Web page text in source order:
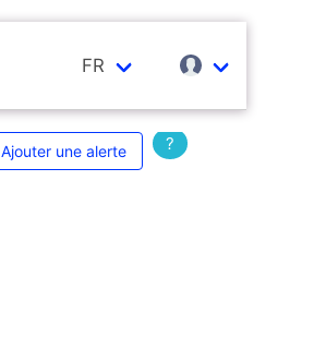
FR
Ajouter une alerte ?